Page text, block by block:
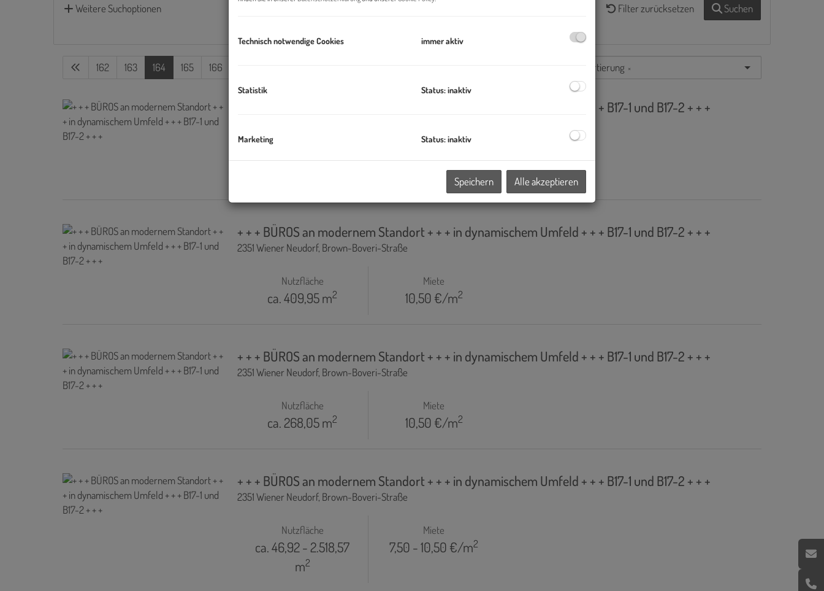
Weitere Suchoptionen Filter zurücksetzen Suchen
162 163 164 165 166 Standardsortierung ×
+ + + BÜROS an modernem Standort + + + in dynamischem Umfeld + + + B17-1 und B17-2 + + +
10,50 €/m2
+ + + BÜROS an modernem Standort + + + in dynamischem Umfeld + + + B17-1 und B17-2 + + +
2351 Wiener Neudorf, Brown-Boveri-Straße
Nutzfläche
ca. 409,95 m2
Miete
10,50 €/m2
+ + + BÜROS an modernem Standort + + + in dynamischem Umfeld + + + B17-1 und B17-2 + + +
2351 Wiener Neudorf, Brown-Boveri-Straße
Nutzfläche
ca. 268,05 m2
Miete
10,50 €/m2
+ + + BÜROS an modernem Standort + + + in dynamischem Umfeld + + + B17-1 und B17-2 + + +
2351 Wiener Neudorf, Brown-Boveri-Straße
Nutzfläche
ca. 46,92 - 2.518,57
m2
Miete
7,50 - 10,50 €/m2
Technisch notwendige Cookies immer aktiv
Statistik Status: inaktiv
Marketing Status: inaktiv
Speichern Alle akzeptieren